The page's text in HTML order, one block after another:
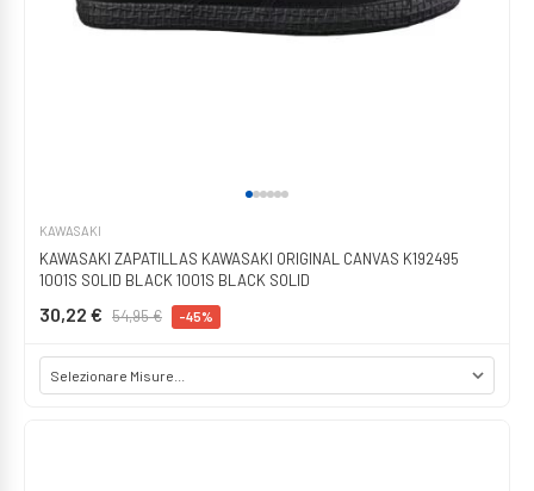
KAWASAKI
KAWASAKI ZAPATILLAS KAWASAKI ORIGINAL CANVAS K192495
1001S SOLID BLACK 1001S BLACK SOLID
30,22 € 54,95 € -45%